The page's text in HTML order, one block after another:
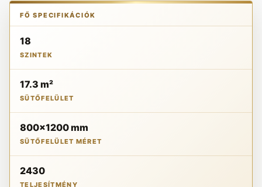
FŐ SPECIFIKÁCIÓK
18
SZINTEK
17.3 m²
SÜTŐFELÜLET
800x1200 mm
SÜTŐFELÜLET MÉRET
2430
TELJESÍTMÉNY